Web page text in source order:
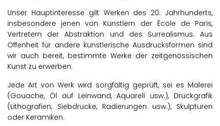
Unser Hauptinteresse gilt Werken des 20. Jahrhunderts,
insbesondere jenen von Künstlern der École de Paris,
Vertretern der Abstraktion und des Surrealismus. Aus
Offenheit für andere künstlerische Ausdrucksformen sind
wir auch bereit, bestimmte Werke der zeitgenössischen
Kunst zu erwerben.
Jede Art von Werk wird sorgfältig geprüft, sei es Malerei
(Gouache, Öl auf Leinwand, Aquarell usw.), Druckgrafik
(Lithografien, Siebdrucke, Radierungen usw.), Skulpturen
oder Keramiken.